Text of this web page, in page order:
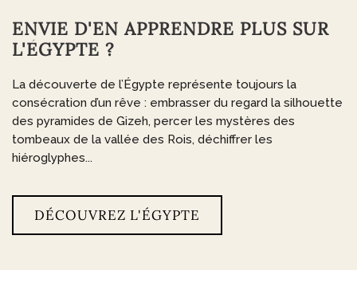
ENVIE D'EN APPRENDRE PLUS SUR
L'ÉGYPTE ?
La découverte de l’Égypte représente toujours la
consécration d’un rêve : embrasser du regard la silhouette
des pyramides de Gizeh, percer les mystères des
tombeaux de la vallée des Rois, déchiffrer les
hiéroglyphes...
DÉCOUVREZ L'ÉGYPTE